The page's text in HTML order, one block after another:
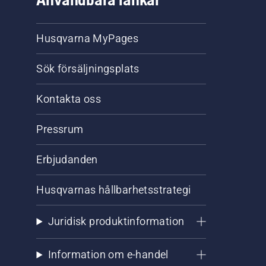
Husqvarna MyPages
Sök försäljningsplats
Kontakta oss
Pressrum
Erbjudanden
Husqvarnas hållbarhetsstrategi
Juridisk produktinformation
Information om e-handel